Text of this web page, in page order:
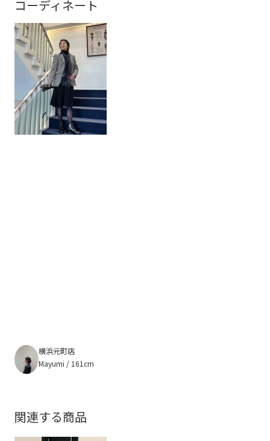
コーディネート
横浜元町店
Mayumi / 161cm
関連する商品